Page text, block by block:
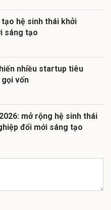
hệ sinh thái khởi
sáng tạo
nhiều startup tiêu
vốn
mở rộng hệ sinh thái
đổi mới sáng tạo